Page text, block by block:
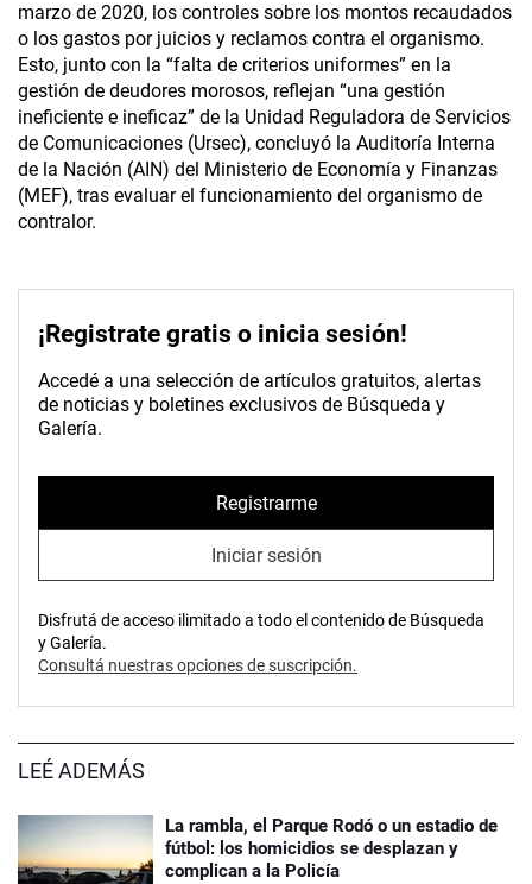
marzo de 2020, los controles sobre los montos recaudados
o los gastos por juicios y reclamos contra el organismo.
Esto, junto con la “falta de criterios uniformes” en la
gestión de deudores morosos, reflejan “una gestión
ineficiente e ineficaz” de la Unidad Reguladora de Servicios
de Comunicaciones (Ursec), concluyó la Auditoría Interna
de la Nación (AIN) del Ministerio de Economía y Finanzas
(MEF), tras evaluar el funcionamiento del organismo de
contralor.
¡Registrate gratis o inicia sesión!
Accedé a una selección de artículos gratuitos, alertas
de noticias y boletines exclusivos de Búsqueda y
Galería.
Registrarme
Iniciar sesión
Disfrutá de acceso ilimitado a todo el contenido de Búsqueda
y Galería.
Consultá nuestras opciones de suscripción.
LEÉ ADEMÁS
La rambla, el Parque Rodó o un estadio de
fútbol: los homicidios se desplazan y
complican a la Policía